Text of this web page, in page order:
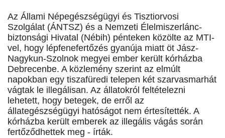
Az Állami Népegészségügyi és Tisztiorvosi
Szolgálat (ÁNTSZ) és a Nemzeti Élelmiszerlánc-
biztonsági Hivatal (Nébih) pénteken közölte az MTI-
vel, hogy lépfenefertőzés gyanúja miatt öt Jász-
Nagykun-Szolnok megyei ember került kórházba
Debrecenbe. A közlemény szerint az elmúlt
napokban egy tiszafüredi telepen két szarvasmarhát
vágtak le illegálisan. Az állatokról feltételezni
lehetett, hogy betegek, de erről az
állategészségügyi hatóságot nem értesítették. A
kórházba került emberek az illegális vágás során
fertőződhettek meg - írták.